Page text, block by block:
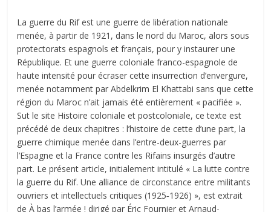
La guerre du Rif est une guerre de libération nationale
menée, à partir de 1921, dans le nord du Maroc, alors sous
protectorats espagnols et français, pour y instaurer une
République. Et une guerre coloniale franco-espagnole de
haute intensité pour écraser cette insurrection d’envergure,
menée notamment par Abdelkrim El Khattabi sans que cette
région du Maroc n’ait jamais été entièrement « pacifiée ».
Sut le site Histoire coloniale et postcoloniale, ce texte est
précédé de deux chapitres : l’histoire de cette d’une part, la
guerre chimique menée dans l’entre-deux-guerres par
l’Espagne et la France contre les Rifains insurgés d’autre
part. Le présent article, initialement intitulé « La lutte contre
la guerre du Rif. Une alliance de circonstance entre militants
ouvriers et intellectuels critiques (1925‑1926) », est extrait
de À bas l’armée ! dirigé par Éric Fournier et Arnaud-